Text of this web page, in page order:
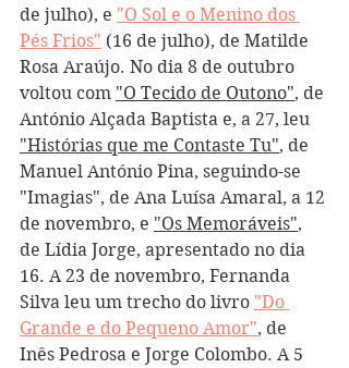
de julho), e "O Sol e o Menino dos
Pés Frios" (16 de julho), de Matilde
Rosa Araújo. No dia 8 de outubro
voltou com "O Tecido de Outono", de
António Alçada Baptista e, a 27, leu
"Histórias que me Contaste Tu", de
Manuel António Pina, seguindo-se
"Imagias", de Ana Luísa Amaral, a 12
de novembro, e "Os Memoráveis",
de Lídia Jorge, apresentado no dia
16. A 23 de novembro, Fernanda
Silva leu um trecho do livro "Do
Grande e do Pequeno Amor", de
Inês Pedrosa e Jorge Colombo. A 5